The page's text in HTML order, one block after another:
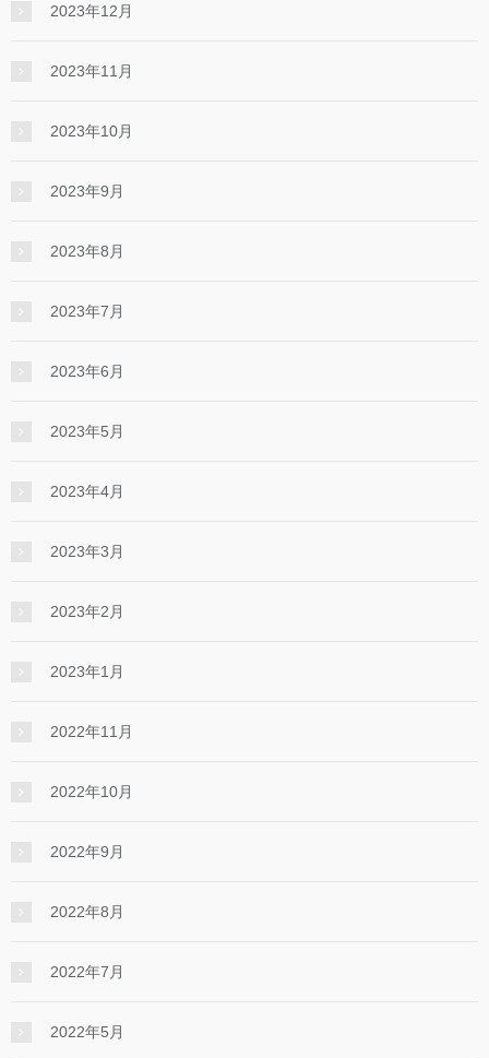
2023年12月
2023年11月
2023年10月
2023年9月
2023年8月
2023年7月
2023年6月
2023年5月
2023年4月
2023年3月
2023年2月
2023年1月
2022年11月
2022年10月
2022年9月
2022年8月
2022年7月
2022年5月